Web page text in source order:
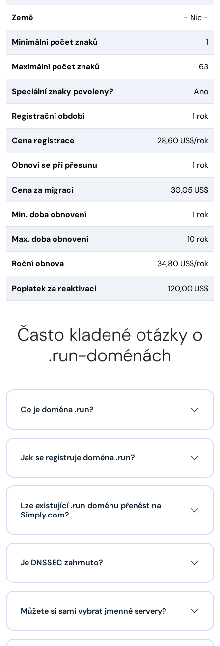
Země - Nic -
Minimální počet znaků 1
Maximální počet znaků 63
Speciální znaky povoleny? Ano
Registrační období 1 rok
Cena registrace 28,60 US$/rok
Obnoví se při přesunu 1 rok
Cena za migraci 30,05 US$
Min. doba obnovení 1 rok
Max. doba obnovení 10 rok
Roční obnova 34,80 US$/rok
Poplatek za reaktivaci 120,00 US$
Často kladené otázky o
.run-doménách
Co je doména .run?
Jak se registruje doména .run?
Lze existující .run doménu přenést na
Simply.com?
Je DNSSEC zahrnuto?
Můžete si sami vybrat jmenné servery?